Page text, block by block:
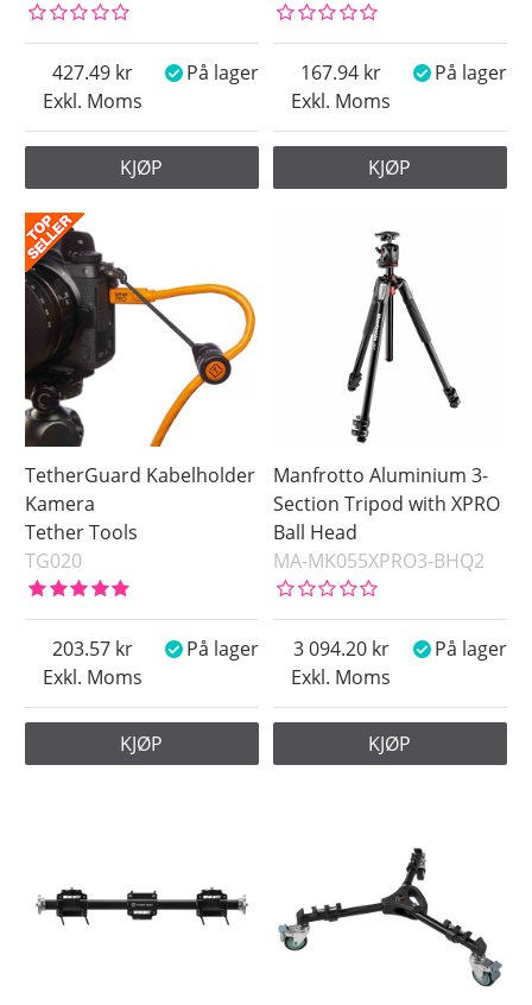
Exkl. Moms
427.49 På lager
KJØP
Exkl. Moms
167.94 På lager
KJØP
TetherGuard Kabelholder
Kamera
Tether Tools
TG020
Exkl. Moms
203.57 På lager
KJØP
Manfrotto Aluminium 3-
Section Tripod with XPRO
Ball Head
MA-MK055XPRO3-BHQ2
Exkl. Moms
3 094.20 På lager
KJØP